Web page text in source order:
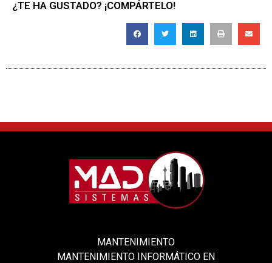
¿TE HA GUSTADO? ¡COMPÁRTELO!
MANTENIMIENTO
MANTENIMIENTO INFORMÁTICO EN